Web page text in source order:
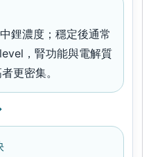
鋰濃度；穩定後通常
，腎功能與電解質
更密集。